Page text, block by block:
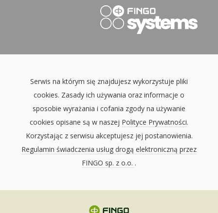
Serwis na którym się znajdujesz wykorzystuje pliki
cookies. Zasady ich używania oraz informacje o
sposobie wyrażania i cofania zgody na używanie
cookies opisane są w naszej Polityce Prywatności.
Korzystając z serwisu akceptujesz jej postanowienia.
Regulamin świadczenia usług drogą elektroniczną przez
FINGO sp. z o.o. .